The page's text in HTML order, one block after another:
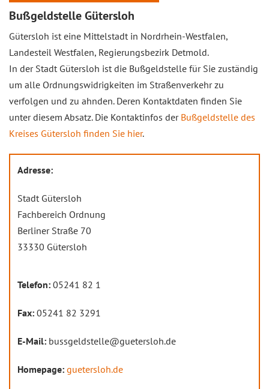
Bußgeldstelle Gütersloh
Gütersloh ist eine Mittelstadt in Nordrhein-Westfalen,
Landesteil Westfalen, Regierungsbezirk Detmold.
In der Stadt Gütersloh ist die Bußgeldstelle für Sie zuständig
um alle Ordnungswidrigkeiten im Straßenverkehr zu
verfolgen und zu ahnden. Deren Kontaktdaten finden Sie
unter diesem Absatz. Die Kontaktinfos der Bußgeldstelle des
Kreises Gütersloh finden Sie hier.
Adresse:
Stadt Gütersloh
Fachbereich Ordnung
Berliner Straße 70
33330 Gütersloh
Telefon: 05241 82 1
Fax: 05241 82 3291
E-Mail: bussgeldstelle@guetersloh.de
Homepage: guetersloh.de